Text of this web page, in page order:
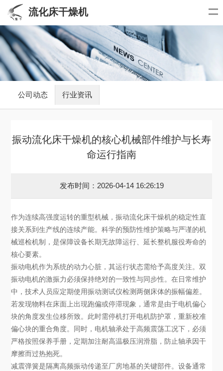
流化床干燥机
公司动态 行业资讯
振动流化床干燥机的核心机械部件维护与长寿
命运行指南
发布时间：2026-04-14 16:26:19
作为连续高强度运转的重型机械，振动流化床干燥机的稳定性直
接关系到生产线的连续产能。科学的预防性维护策略与严谨的机
械巡检机制，是保障设备长期无故障运行、延长整机服役寿命的
核心要素。
振动电机作为系统的动力心脏，其运行状态需给予高度关注。双
振动电机的激振力必须保持绝对的一致性与同步性。在日常维护
中，技术人员应定期使用振动测试仪检测两侧床体的振幅偏差。
若发现物料在床面上出现跑偏或停滞现象，通常是由于电机偏心
块的角度发生位移所致。此时需停机打开电机防护罩，重新校准
偏心块的重合角度。同时，电机轴承处于高频震荡工况下，必须
严格按照保养手册，定期加注耐高温极压润滑脂，防止轴承因干
摩擦而过热抱死。
减震弹簧是隔离高频振动传递至厂房地基的关键部件。设备通常